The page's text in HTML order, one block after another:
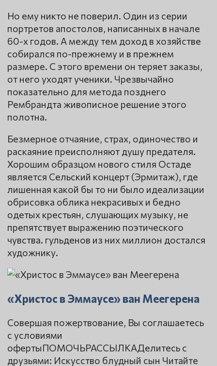
Но ему никто не поверил. Один из серии
портретов апостолов, написанных в начале
60-х годов. А между тем доход в хозяйстве
собирался по-прежнему и в прежнем
размере. С этого времени он теряет заказы,
от него уходят ученики. Чрезвычайно
показательно для метода позднего
Рембрандта живописное решение этого
полотна.
Безмерное отчаяние, страх, одиночество и
раскаяние преисполняют душу предателя.
Хорошим образцом нового стиля Остаде
является Сельский концерт (Эрмитаж), где
лишенная какой бы то ни было идеализации
обрисовка облика некрасивых и бедно
одетых крестьян, слушающих музыку, не
препятствует выражению поэтического
чувства. гульденов из них миллион достался
художнику.
«Христос в Эммаусе» ван Меегерена
Совершая пожертвование, Вы соглашаетесь
с условиями
офертыПОМОЧЬРАССЫЛКАДелитесь с
друзьями: Искусство блудный сын Читайте